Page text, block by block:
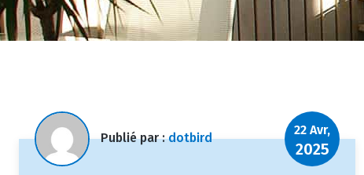
Publié par :dotbird
22 Avr,
2025